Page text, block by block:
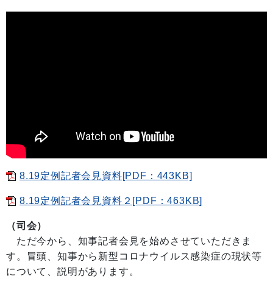
8.19定例記者会見資料[PDF：443KB]
8.19定例記者会見資料２[PDF：463KB]
（司会）
ただ今から、知事記者会見を始めさせていただきま
す。冒頭、知事から新型コロナウイルス感染症の現状等
について、説明があります。